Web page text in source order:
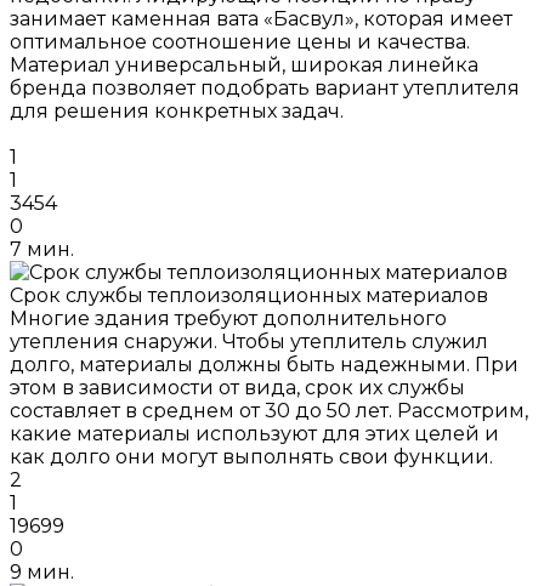
занимает каменная вата «Басвул», которая имеет
оптимальное соотношение цены и качества.
Материал универсальный, широкая линейка
бренда позволяет подобрать вариант утеплителя
для решения конкретных задач.
1
1
3454
0
7 мин.
Срок службы теплоизоляционных материалов
Многие здания требуют дополнительного
утепления снаружи. Чтобы утеплитель служил
долго, материалы должны быть надежными. При
этом в зависимости от вида, срок их службы
составляет в среднем от 30 до 50 лет. Рассмотрим,
какие материалы используют для этих целей и
как долго они могут выполнять свои функции.
2
1
19699
0
9 мин.